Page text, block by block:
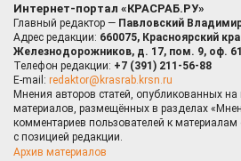
Интернет-портал «КРАСРАБ.РУ»
Главный редактор — Павловский
Адрес редакции: 660075, Красноярский
Железнодорожников, д. 17, пом. 9, оф.
Телефон редакции: +7 (391) 211-56-88
E-mail: redaktor@krasrab.krsn.ru
Мнения авторов статей, опубликованных на
материалов, размещённых в разделах
комментариев пользователей к материалам
с позицией редакции.
Архив материалов